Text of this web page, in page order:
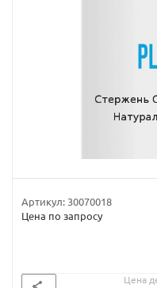
Артикул: 30070018
Цена по запросу
Цена